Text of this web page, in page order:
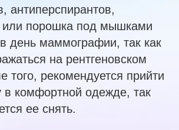
антиперспирантов,
порошка под мышками
день маммографии, так как
на рентгеновском
того, рекомендуется прийти
в комфортной одежде, так
ее снять.